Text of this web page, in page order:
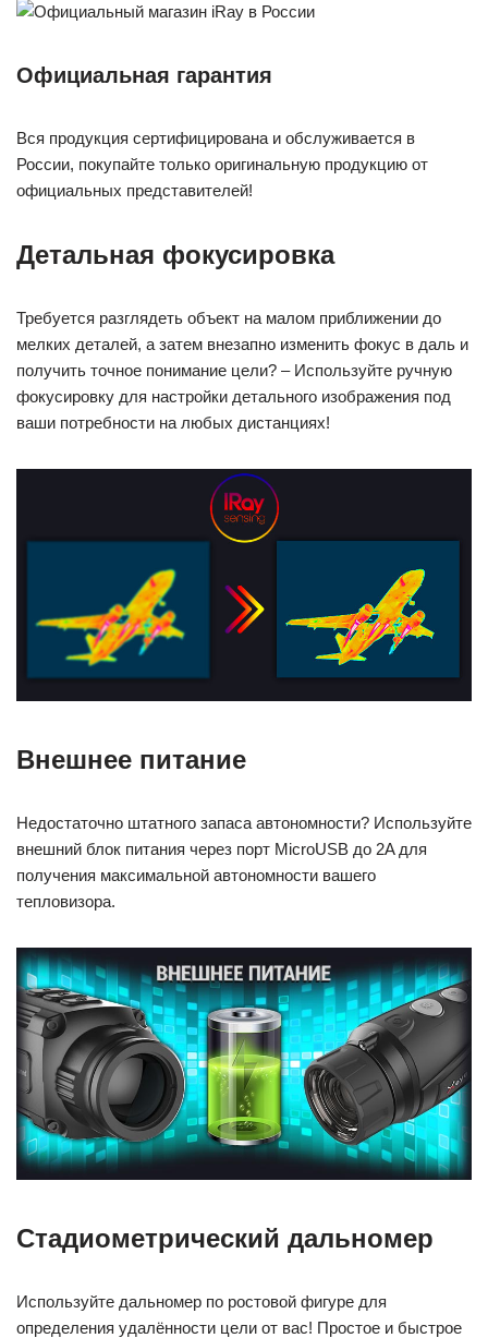
Официальная гарантия
Вся продукция сертифицирована и обслуживается в
России, покупайте только оригинальную продукцию от
официальных представителей!
Детальная фокусировка
Требуется разглядеть объект на малом приближении до
мелких деталей, а затем внезапно изменить фокус в даль и
получить точное понимание цели? – Используйте ручную
фокусировку для настройки детального изображения под
ваши потребности на любых дистанциях!
Внешнее питание
Недостаточно штатного запаса автономности? Используйте
внешний блок питания через порт MicroUSB до 2A для
получения максимальной автономности вашего
тепловизора.
Стадиометрический дальномер
Используйте дальномер по ростовой фигуре для
определения удалённости цели от вас! Простое и быстрое